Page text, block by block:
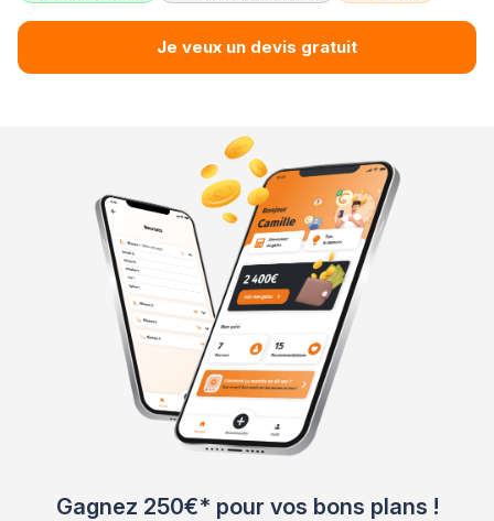
Je veux un devis gratuit
Gagnez 250€* pour vos bons plans !